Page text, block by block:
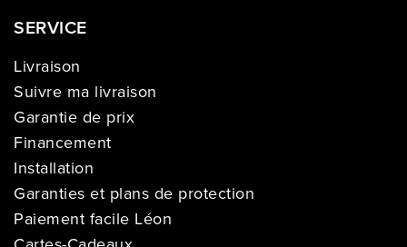
SERVICE
Livraison
Suivre ma livraison
Garantie de prix
Financement
Installation
Garanties et plans de protection
Paiement facile Léon